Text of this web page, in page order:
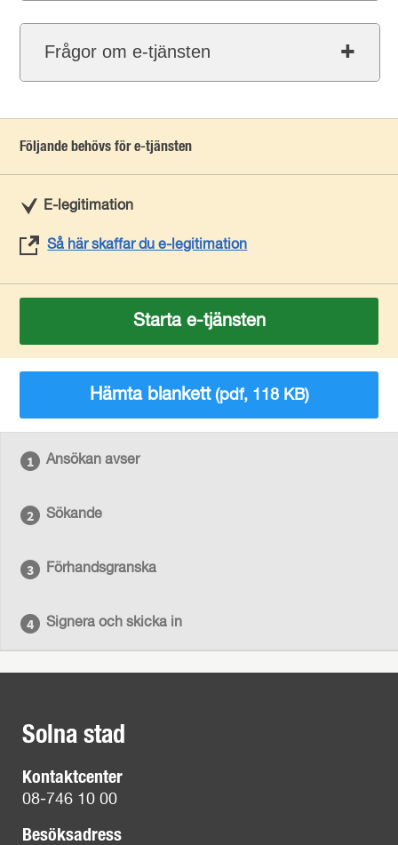
Frågor om e-tjänsten
Följande behövs för e-tjänsten
E-legitimation
Så här skaffar du e-legitimation
Starta e-tjänsten
Hämta blankett(pdf, 118 KB)
Ansökan avser
Sökande
Förhandsgranska
Signera och skicka in
Solna stad
Kontaktcenter
08-746 10 00
Besöksadress